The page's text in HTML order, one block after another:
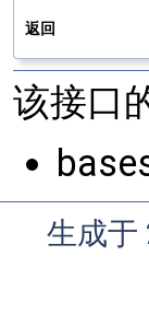
返回
该接口
生成于